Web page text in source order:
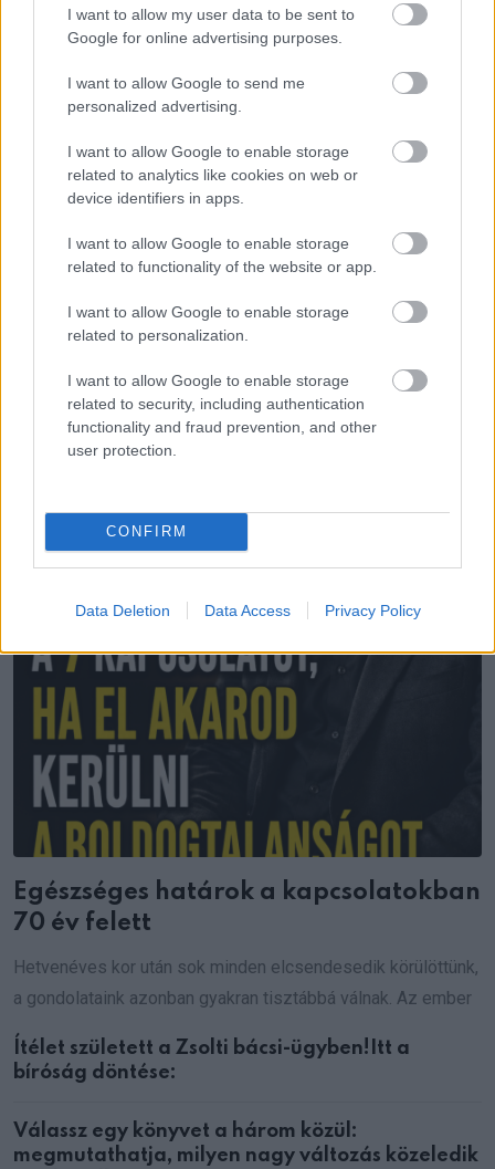
I want to allow my user data to be sent to
Google for online advertising purposes.
I want to allow Google to send me
personalized advertising.
I want to allow Google to enable storage
related to analytics like cookies on web or
device identifiers in apps.
I want to allow Google to enable storage
related to functionality of the website or app.
I want to allow Google to enable storage
related to personalization.
I want to allow Google to enable storage
related to security, including authentication
functionality and fraud prevention, and other
user protection.
CONFIRM
Data Deletion Data Access Privacy Policy
67 évesen utaztam először Máltára, és úgy
döntöttem,
LEGÚJABB POSZTOK:
Egészséges határok a kapcsolatokban
70 év felett
Hetvenéves kor után sok minden elcsendesedik körülöttünk,
a gondolataink azonban gyakran tisztábbá válnak. Az ember
Ítélet született a Zsolti bácsi-ügyben!Itt a
bíróság döntése:
Válassz egy könyvet a három közül:
megmutathatja, milyen nagy változás közeledik